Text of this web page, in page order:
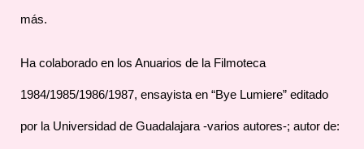
más.
Ha colaborado en los Anuarios de la Filmoteca
1984/1985/1986/1987, ensayista en “Bye Lumiere” editado
por la Universidad de Guadalajara -varios autores-; autor de: